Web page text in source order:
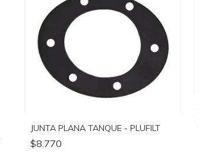
JUNTA PLANA TANQUE - PLUFILT
$8.770